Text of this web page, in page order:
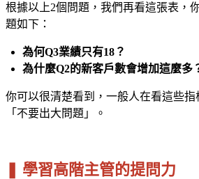
根據以上2個問題，我們再看這張表，
題如下：
為何Q3業績只有18？
為什麼Q2的新客戶數會增加這麼多
你可以很清楚看到，一般人在看這些
「不要出大問題」。
❚ 學習高階主管的提問力